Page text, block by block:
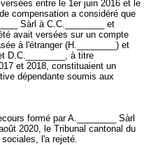
entre le 1er juin 2016 et le
compensation a considéré que
Sàrl à C.C.________ et
avait versées sur un compte
à l'étranger (H.________) et
D.C.________, à titre
et 2018, constituaient un
dépendante soumis aux
formé par A.________ Sàrl
2020, le Tribunal cantonal du
l'a rejeté.